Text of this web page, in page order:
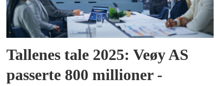
Tallenes tale 2025: Veøy AS
passerte 800 millioner -